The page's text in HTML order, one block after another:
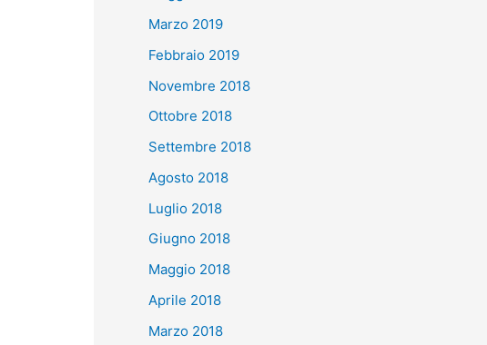
Marzo 2019
Febbraio 2019
Novembre 2018
Ottobre 2018
Settembre 2018
Agosto 2018
Luglio 2018
Giugno 2018
Maggio 2018
Aprile 2018
Marzo 2018